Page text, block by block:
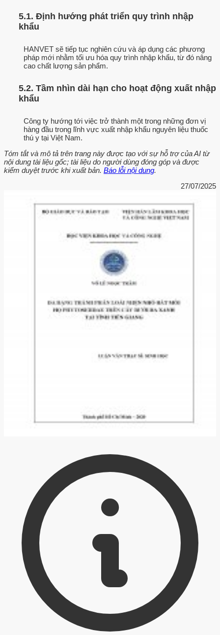
5.1. Định hướng phát triển quy trình nhập
khẩu
HANVET sẽ tiếp tục nghiên cứu và áp dụng các phương
pháp mới nhằm tối ưu hóa quy trình nhập khẩu, từ đó nâng
cao chất lượng sản phẩm.
5.2. Tầm nhìn dài hạn cho hoạt động xuất nhập
khẩu
Công ty hướng tới việc trở thành một trong những đơn vị
hàng đầu trong lĩnh vực xuất nhập khẩu nguyên liệu thuốc
thú y tại Việt Nam.
Tóm tắt và mô tả trên trang này được tạo với sự hỗ trợ của AI từ
nội dung tài liệu gốc; tài liệu do người dùng đóng góp và được
kiểm duyệt trước khi xuất bản. Báo lỗi nội dung.
27/07/2025